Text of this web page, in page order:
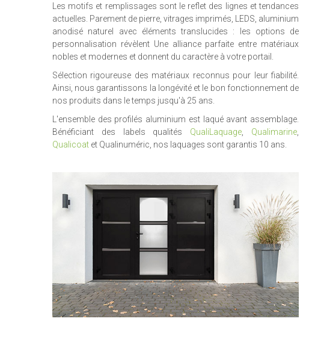
Les motifs et remplissages sont le reflet des lignes et tendances
actuelles. Parement de pierre, vitrages imprimés, LEDS, aluminium
anodisé naturel avec éléments translucides : les options de
personnalisation révèlent Une alliance parfaite entre matériaux
nobles et modernes et donnent du caractère à votre portail.
Sélection rigoureuse des matériaux reconnus pour leur fiabilité.
Ainsi, nous garantissons la longévité et le bon fonctionnement de
nos produits dans le temps jusqu'à 25 ans.
L'ensemble des profilés aluminium est laqué avant assemblage.
Bénéficiant des labels qualités QualiLaquage Qualimarine
Qualicoat et Qualinuméric, nos laquages sont garantis 10 ans.